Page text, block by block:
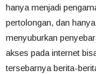
hanya menjadi
pertolongan, dan
menyuburkan
akses pada internet
tersebarnya berita-